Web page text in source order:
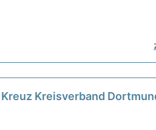
Kreisverband